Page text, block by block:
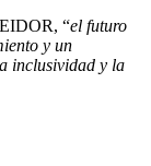
“el futuro
y un
inclusividad y la